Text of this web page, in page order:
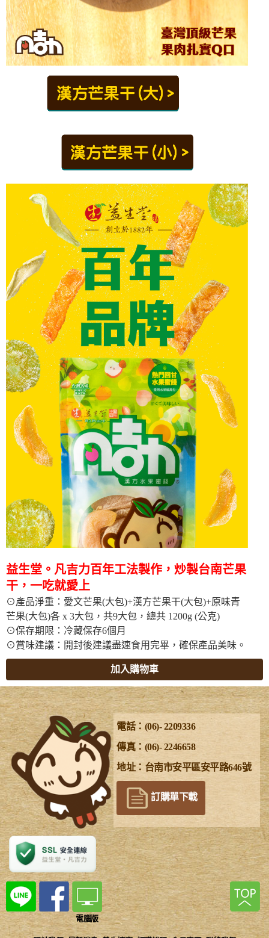
益生堂。凡吉力百年工法製作，炒製台南芒果
干，一吃就愛上
⊙產品淨重：愛文芒果(大包)+漢方芒果干(大包)+原味青
芒果(大包)各 x 3大包，共9大包，總共 1200g (公克)
⊙保存期限：冷藏保存6個月
⊙賞味建議：開封後建議盡速食用完畢，確保產品美味。
加入購物車
電話：(06)- 2209336
傳真：(06)- 2246658
地址：台南市安平區安平路646號
訂購單下載
電腦版